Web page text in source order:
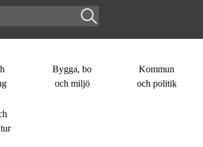
Bygga, bo
och miljö
Kommun
och politik